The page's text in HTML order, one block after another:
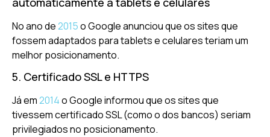
No ano de2015o Google anunciou que os sites que
fossem adaptados para tablets e celulares teriam um
melhor posicionamento.
5. Certificado SSL e HTTPS
Já em2014o Google informou que os sites que
tivessem certificado SSL (como o dos bancos) seriam
privilegiados no posicionamento.